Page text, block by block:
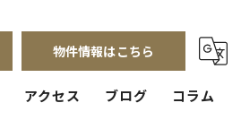
物件情報はこちら
アクセス ブログ コラム